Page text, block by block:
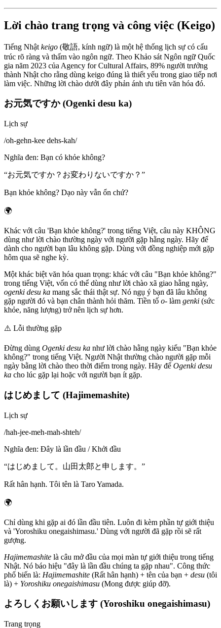
Lời chào trang trọng và công việc (Keigo)
Tiếng Nhật keigo (敬語, kính ngữ) là một hệ thống lịch sự có cấu
trúc rõ ràng và thấm vào ngôn ngữ. Theo Khảo sát Ngôn ngữ Quốc
gia năm 2023 của Agency for Cultural Affairs, 89% người trưởng
thành Nhật cho rằng dùng keigo đúng là thiết yếu trong giao tiếp nơi
làm việc. Những lời chào dưới đây phản ánh ưu tiên văn hóa đó.
お元気ですか (Ogenki desu ka)
Lịch sự
/oh-gehn-kee dehs-kah/
Nghĩa đen: Bạn có khỏe không?
“お元気ですか？お変わりないですか？ ”
Bạn khỏe không? Dạo này vẫn ổn chứ?
🌍
Khác với câu 'Bạn khỏe không?' trong tiếng Việt, câu này KHÔNG
dùng như lời chào thường ngày với người gặp hằng ngày. Hãy để
dành cho người bạn lâu không gặp. Dùng với đồng nghiệp mới gặp
hôm qua sẽ nghe kỳ.
Một khác biệt văn hóa quan trọng: khác với câu "Bạn khỏe không?"
trong tiếng Việt, vốn có thể dùng như lời chào xã giao hằng ngày,
ogenki desu ka mang sắc thái thật sự. Nó ngụ ý bạn đã lâu không
gặp người đó và bạn chân thành hỏi thăm. Tiền tố o- làm genki (sức
khỏe, năng lượng) trở nên lịch sự hơn.
⚠️ Lỗi thường gặp
Đừng dùng Ogenki desu ka như lời chào hằng ngày kiểu "Bạn khỏe
không?" trong tiếng Việt. Người Nhật thường chào người gặp mỗi
ngày bằng lời chào theo thời điểm trong ngày. Hãy để Ogenki desu
ka cho lúc gặp lại hoặc với người bạn ít gặp.
はじめまして (Hajimemashite)
Lịch sự
/hah-jee-meh-mah-shteh/
Nghĩa đen: Đây là lần đầu / Khởi đầu
“はじめまして。山田太郎と申します。 ”
Rất hân hạnh. Tôi tên là Taro Yamada.
🌍
Chỉ dùng khi gặp ai đó lần đầu tiên. Luôn đi kèm phần tự giới thiệu
và 'Yoroshiku onegaishimasu.' Dùng với người đã gặp rồi sẽ rất
gượng.
Hajimemashite là câu mở đầu của mọi màn tự giới thiệu trong tiếng
Nhật. Nó báo hiệu "đây là lần đầu chúng ta gặp nhau". Công thức
phổ biến là: Hajimemashite (Rất hân hạnh) + tên của bạn + desu (tôi
là) + Yoroshiku onegaishimasu (Mong được giúp đỡ).
よろしくお願いします (Yoroshiku onegaishimasu)
Trang trọng